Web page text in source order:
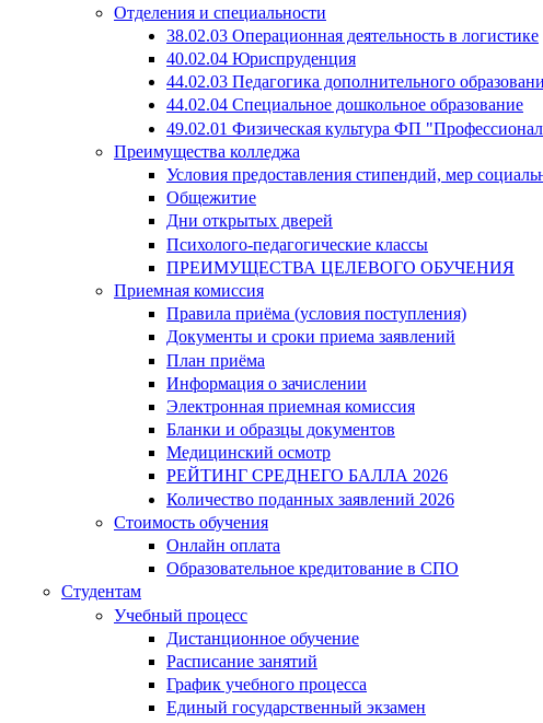
Отделения и специальности
38.02.03 Операционная деятельность в логистике
40.02.04 Юриспруденция
44.02.03 Педагогика дополнительного
44.02.04 Специальное дошкольное образование
49.02.01 Физическая культура ФП
Преимущества колледжа
Условия предоставления стипендий, мер
Общежитие
Дни открытых дверей
Психолого-педагогические классы
ПРЕИМУЩЕСТВА ЦЕЛЕВОГО ОБУЧЕНИЯ
Приемная комиссия
Правила приёма (условия поступления)
Документы и сроки приема заявлений
План приёма
Информация о зачислении
Электронная приемная комиссия
Бланки и образцы документов
Медицинский осмотр
РЕЙТИНГ СРЕДНЕГО БАЛЛА 2026
Количество поданных заявлений 2026
Стоимость обучения
Онлайн оплата
Образовательное кредитование в СПО
Студентам
Учебный процесс
Дистанционное обучение
Расписание занятий
График учебного процесса
Единый государственный экзамен